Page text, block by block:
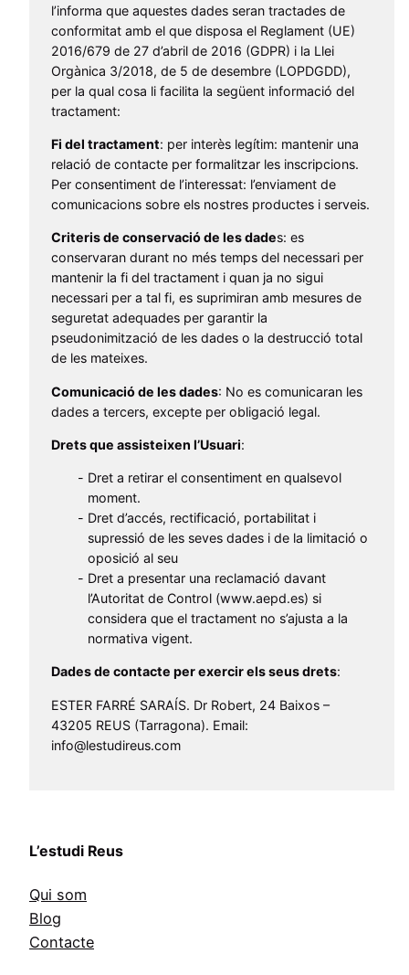
l’informa que aquestes dades seran tractades de
conformitat amb el que disposa el Reglament (UE)
2016/679 de 27 d’abril de 2016 (GDPR) i la Llei
Orgànica 3/2018, de 5 de desembre (LOPDGDD),
per la qual cosa li facilita la següent informació del
tractament:
Fi del tractament: per interès legítim: mantenir una
relació de contacte per formalitzar les inscripcions.
Per consentiment de l’interessat: l’enviament de
comunicacions sobre els nostres productes i serveis.
Criteris de conservació de les dades: es
conservaran durant no més temps del necessari per
mantenir la fi del tractament i quan ja no sigui
necessari per a tal fi, es suprimiran amb mesures de
seguretat adequades per garantir la
pseudonimització de les dades o la destrucció total
de les mateixes.
Comunicació de les dades: No es comunicaran les
dades a tercers, excepte per obligació legal.
Drets que assisteixen l’Usuari:
Dret a retirar el consentiment en qualsevol
moment.
Dret d’accés, rectificació, portabilitat i
supressió de les seves dades i de la limitació o
oposició al seu
Dret a presentar una reclamació davant
l’Autoritat de Control (www.aepd.es) si
considera que el tractament no s’ajusta a la
normativa vigent.
Dades de contacte per exercir els seus drets:
ESTER FARRÉ SARAÍS. Dr Robert, 24 Baixos –
43205 REUS (Tarragona). Email:
info@lestudireus.com
L’estudi Reus
Qui som
Blog
Contacte